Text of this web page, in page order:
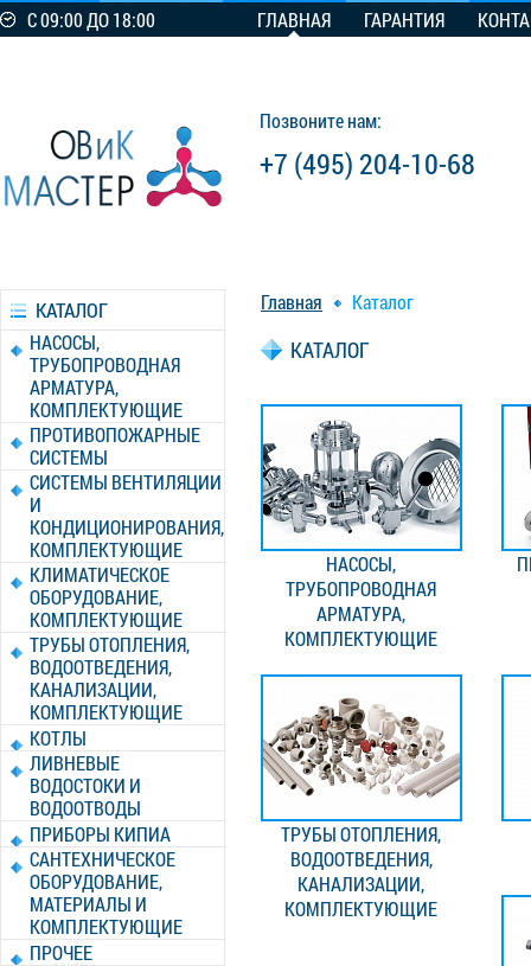
С 09:00 ДО 18:00 ГЛАВНАЯ ГАРАНТИЯ
Позвоните нам:
+7 (495) 204-10-68
КАТАЛОГ
НАСОСЫ,
ТРУБОПРОВОДНАЯ
АРМАТУРА,
КОМПЛЕКТУЮЩИЕ
ПРОТИВОПОЖАРНЫЕ
СИСТЕМЫ
СИСТЕМЫ ВЕНТИЛЯЦИИ
И
КОНДИЦИОНИРОВАНИЯ,
КОМПЛЕКТУЮЩИЕ
КЛИМАТИЧЕСКОЕ
ОБОРУДОВАНИЕ,
КОМПЛЕКТУЮЩИЕ
ТРУБЫ ОТОПЛЕНИЯ,
ВОДООТВЕДЕНИЯ,
КАНАЛИЗАЦИИ,
КОМПЛЕКТУЮЩИЕ
КОТЛЫ
ЛИВНЕВЫЕ
ВОДОСТОКИ И
ВОДООТВОДЫ
ПРИБОРЫ КИПИА
САНТЕХНИЧЕСКОЕ
ОБОРУДОВАНИЕ,
МАТЕРИАЛЫ И
КОМПЛЕКТУЮЩИЕ
ПРОЧЕЕ
Главная Каталог
КАТАЛОГ
НАСОСЫ,
ТРУБОПРОВОДНАЯ
АРМАТУРА,
КОМПЛЕКТУЮЩИЕ
ТРУБЫ ОТОПЛЕНИЯ,
ВОДООТВЕДЕНИЯ,
КАНАЛИЗАЦИИ,
КОМПЛЕКТУЮЩИЕ